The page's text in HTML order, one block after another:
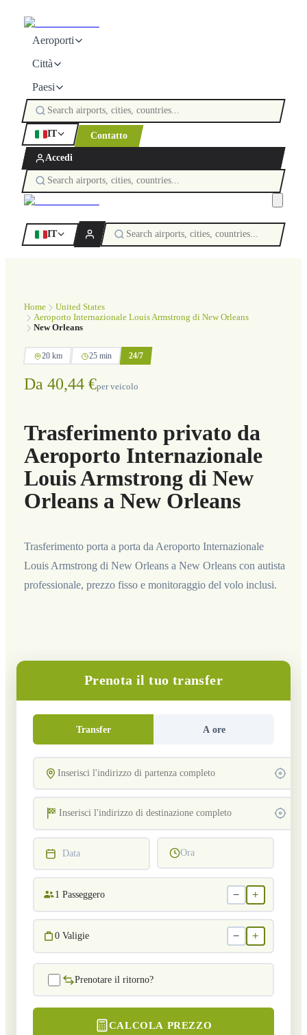
Aeroporti
Città
Paesi
IT Contatto
Accedi
IT
Home
United States
Aeroporto Internazionale Louis Armstrong di New Orleans
New Orleans
20 km 25 min 24/7
Da 40,44 €per veicolo
Trasferimento privato da
Aeroporto Internazionale
Louis Armstrong di New
Orleans a New Orleans
Trasferimento porta a porta da Aeroporto Internazionale
Louis Armstrong di New Orleans a New Orleans con autista
professionale, prezzo fisso e monitoraggio del volo inclusi.
Prenota il tuo transfer
Transfer A ore
Data Ora
1 Passeggero − +
0 Valigie − +
Prenotare il ritorno?
CALCOLA PREZZO